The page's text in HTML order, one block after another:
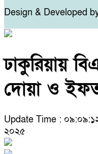
Design & Developed
ঢাকুরিয়ায়
দোয়া ও
Update Time : ০৯:০৯:১২
২০২৫